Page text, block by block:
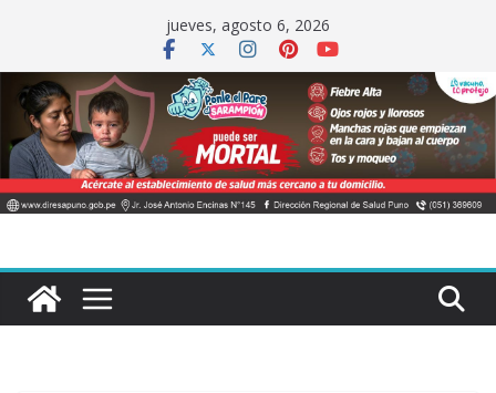
contenido
jueves, agosto 6, 2026